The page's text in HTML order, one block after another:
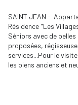
SAINT JEAN -
Résidence "Les
Séniors avec de
proposées,
services...Pour le
les biens anciens et